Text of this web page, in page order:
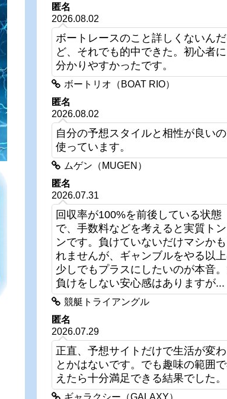
匿名
2026.08.02
ボートレースのこと詳しくないん
ど、それでも的中できた。初心者
分かりやすかったです。
ボートリオ（BOAT RIO）
匿名
2026.08.02
自分の予想スタイルと相性が良い
使っています。
ムゲン（MUGEN）
匿名
2026.07.31
回収率が100%を前後している状態
で、手数料などを考えると実質トン
ンです。負けていないだけマシかも
れませんが、ギャンブルをやる以
少しでもプラスにしたいのが本音
負けをしない安心感はありますが...
競艇トライアングル
匿名
2026.07.29
正直、予想サイトだけで生活が変
とかはないです。でも趣味の範囲
えたら十分満足できる結果でした。
ギャラクシー（GALAXY）